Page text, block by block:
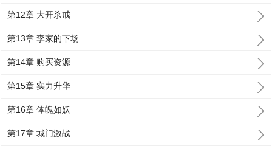
第12章 大开杀戒
第13章 李家的下场
第14章 购买资源
第15章 实力升华
第16章 体魄如妖
第17章 城门激战